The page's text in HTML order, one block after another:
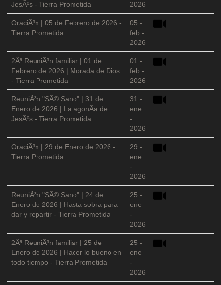
JesÃºs - Tierra Prometida
2026
OraciÃ³n | 05 de Febrero de 2026 -
Tierra Prometida
05 -
feb -
2026
2Âª ReuniÃ³n familiar | 01 de
Febrero de 2026 | Morada de Dios
- Tierra Prometida
01 -
feb -
2026
ReuniÃ³n "SÃ© Sano" | 31 de
Enero de 2026 | La agonÃ­a de
JesÃºs - Tierra Prometida
31 -
ene
-
2026
OraciÃ³n | 29 de Enero de 2026 -
Tierra Prometida
29 -
ene
-
2026
ReuniÃ³n "SÃ© Sano" | 24 de
Enero de 2026 | Hasta sobra para
dar y repartir - Tierra Prometida
25 -
ene
-
2026
2Âª ReuniÃ³n familiar | 25 de
Enero de 2026 | Hacer lo bueno en
todo tiempo - Tierra Prometida
25 -
ene
-
2026